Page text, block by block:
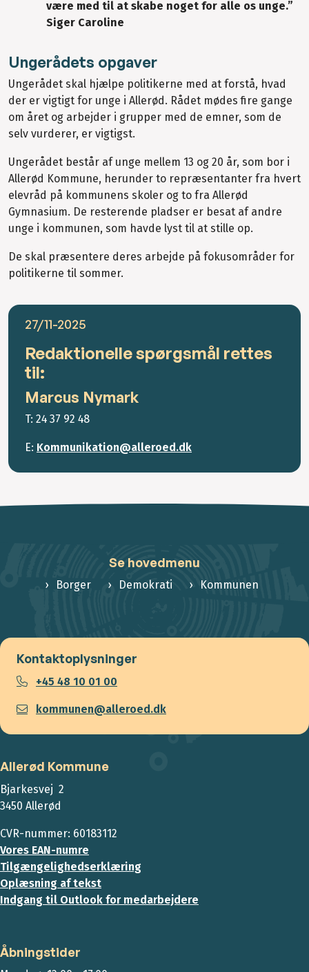
være med til at skabe noget for alle os unge.”
Siger Caroline
Ungerådets opgaver
Ungerådet skal hjælpe politikerne med at forstå, hvad
der er vigtigt for unge i Allerød. Rådet mødes fire gange
om året og arbejder i grupper med de emner, som de
selv vurderer, er vigtigst.
Ungerådet består af unge mellem 13 og 20 år, som bor i
Allerød Kommune, herunder to repræsentanter fra hvert
elevråd på kommunens skoler og to fra Allerød
Gymnasium. De resterende pladser er besat af andre
unge i kommunen, som havde lyst til at stille op.
De skal præsentere deres arbejde på fokusområder for
politikerne til sommer.
27/11-2025
Redaktionelle spørgsmål rettes
til:
Marcus Nymark
T: 24 37 92 48
E: Kommunikation@alleroed.dk
Se hovedmenu
Borger Demokrati Kommunen
Kontaktoplysninger
+45 48 10 01 00
kommunen@alleroed.dk
Allerød Kommune
Bjarkesvej 2
3450 Allerød
CVR-nummer: 60183112
Vores EAN-numre
Tilgængelighedserklæring
Oplæsning af tekst
Indgang til Outlook for medarbejdere
Åbningstider